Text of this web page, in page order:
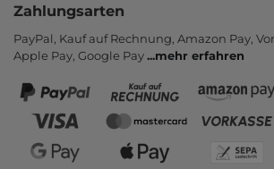
Zahlungsarten
PayPal, Kauf auf Rechnung, Amazon Pay,
Apple Pay, Google Pay...mehr erfahren